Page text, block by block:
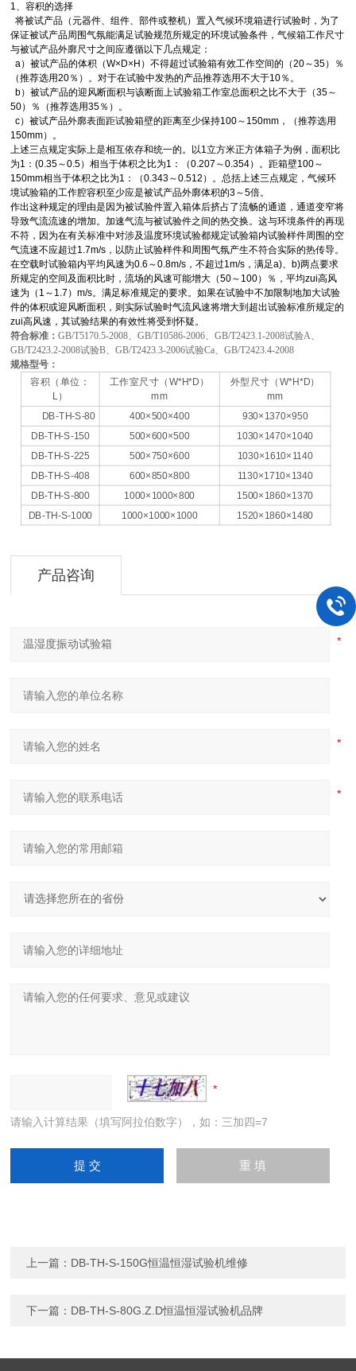
1、容积的选择
将被试产品（元器件、组件、部件或整机）置入气候环境箱进行试验时，为了
保证被试产品周围气氛能满足试验规范所规定的环境试验条件，气候箱工作尺寸
与被试产品外廓尺寸之间应遵循以下几点规定：
a）被试产品的体积（W×D×H）不得超过试验箱有效工作空间的（20～35）％
（推荐选用20％）。对于在试验中发热的产品推荐选用不大于10％。
b）被试产品的迎风断面积与该断面上试验箱工作室总面积之比不大于（35～
50）％（推荐选用35％）。
c）被试产品外廓表面距试验箱壁的距离至少保持100～150mm，（推荐选用
150mm）。
上述三点规定实际上是相互依存和统一的。以1立方米正方体箱子为例，面积比
为1：(0.35～0.5）相当于体积之比为1：（0.207～0.354）。距箱壁100～
150mm相当于体积之比为1：（0.343～0.512）。总括上述三点规定，气候环
境试验箱的工作腔容积至少应是被试产品外廓体积的3～5倍。
作出这种规定的理由是因为被试验件置入箱体后挤占了流畅的通道，通道变窄将
导致气流流速的增加。加速气流与被试验件之间的热交换。这与环境条件的再现
不符，因为在有关标准中对涉及温度环境试验都规定试验箱内试验样件周围的空
气流速不应超过1.7m/s，以防止试验样件和周围气氛产生不符合实际的热传导。
在空载时试验箱内平均风速为0.6～0.8m/s，不超过1m/s，满足a)、b)两点要求
所规定的空间及面积比时，流场的风速可能增大（50～100）％，平均zui高风
速为（1～1.7）m/s。满足标准规定的要求。如果在试验中不加限制地加大试验
件的体积或迎风断面积，则实际试验时气流风速将增大到超出试验标准所规定的
zui高风速，其试验结果的有效性将受到怀疑。
符合标准：GB/T5170.5-2008、GB/T10586-2006、GB/T2423.1-2008试验A、
GB/T2423.2-2008试验B、GB/T2423.3-2006试验Ca、GB/T2423.4-2008
规格型号：
容积（单位：
L）
工作室尺寸（W*H*D）
mm
外型尺寸（W*H*D）
mm
DB-TH-S-80
400×500×400 930×1370×950
DB-TH-S-150 500×600×500
1030×1470×1040
DB-TH-S-225
500×750×600
1030×1610×1140
DB-TH-S-408
600×850×800 1130×1710×1340
DB-TH-S-800 1000×1000×800
1500×1860×1370
DB-TH-S-1000
1000×1000×1000 1520×1860×1480
产品咨询
请输入计算结果（填写阿拉伯数字），如：三加四=7
上一篇： DB-TH-S-150G恒温恒湿试验机维修
下一篇： DB-TH-S-80G.Z.D恒温恒湿试验机品牌